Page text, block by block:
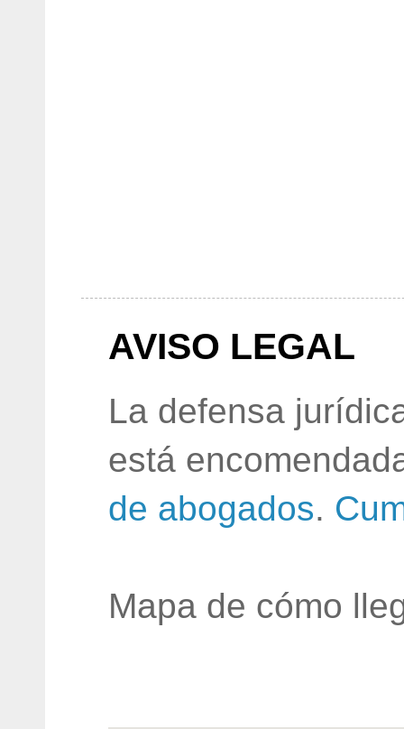
AVISO LEGAL
La defensa
está
de abogados.
Mapa de cómo